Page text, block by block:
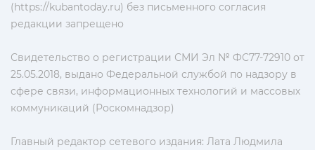
(https://kubantoday.ru) без письменного согласия
редакции запрещено
Свидетельство о регистрации СМИ Эл № ФС77-72910 от
25.05.2018, выдано Федеральной службой по надзору в
сфере связи, информационных технологий и массовых
коммуникаций (Роскомнадзор)
Главный редактор сетевого издания: Лата Людмила